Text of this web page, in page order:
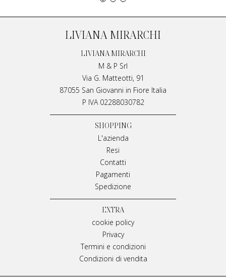
LIVIANA MIRARCHI
LIVIANA MIRARCHI
M & P Srl
Via G. Matteotti, 91
87055 San Giovanni in Fiore Italia
P IVA 02288030782
SHOPPING
L'azienda
Resi
Contatti
Pagamenti
Spedizione
EXTRA
cookie policy
Privacy
Termini e condizioni
Condizioni di vendita